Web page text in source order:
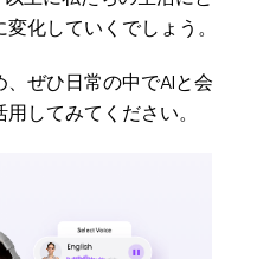
化していくでしょう。
ぜひ日常の中でAIと会
してみてください。